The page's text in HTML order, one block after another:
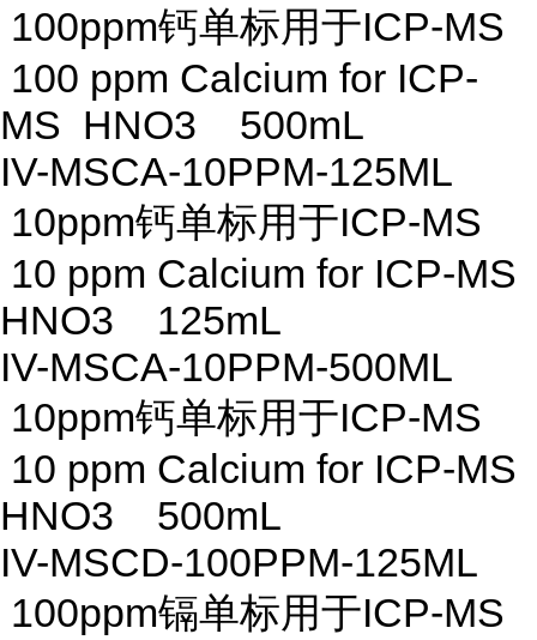
100ppm钙单标用于ICP-MS
100 ppm Calcium for ICP-
MS HNO3 500mL
IV-MSCA-10PPM-125ML
10ppm钙单标用于ICP-MS
10 ppm Calcium for ICP-MS
HNO3 125mL
IV-MSCA-10PPM-500ML
10ppm钙单标用于ICP-MS
10 ppm Calcium for ICP-MS
HNO3 500mL
IV-MSCD-100PPM-125ML
100ppm镉单标用于ICP-MS